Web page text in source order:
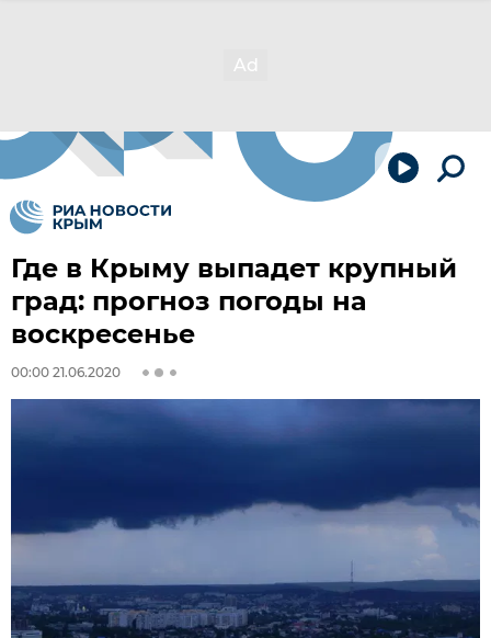
Где в Крыму выпадет крупный
град: прогноз погоды на
воскресенье
00:00 21.06.2020